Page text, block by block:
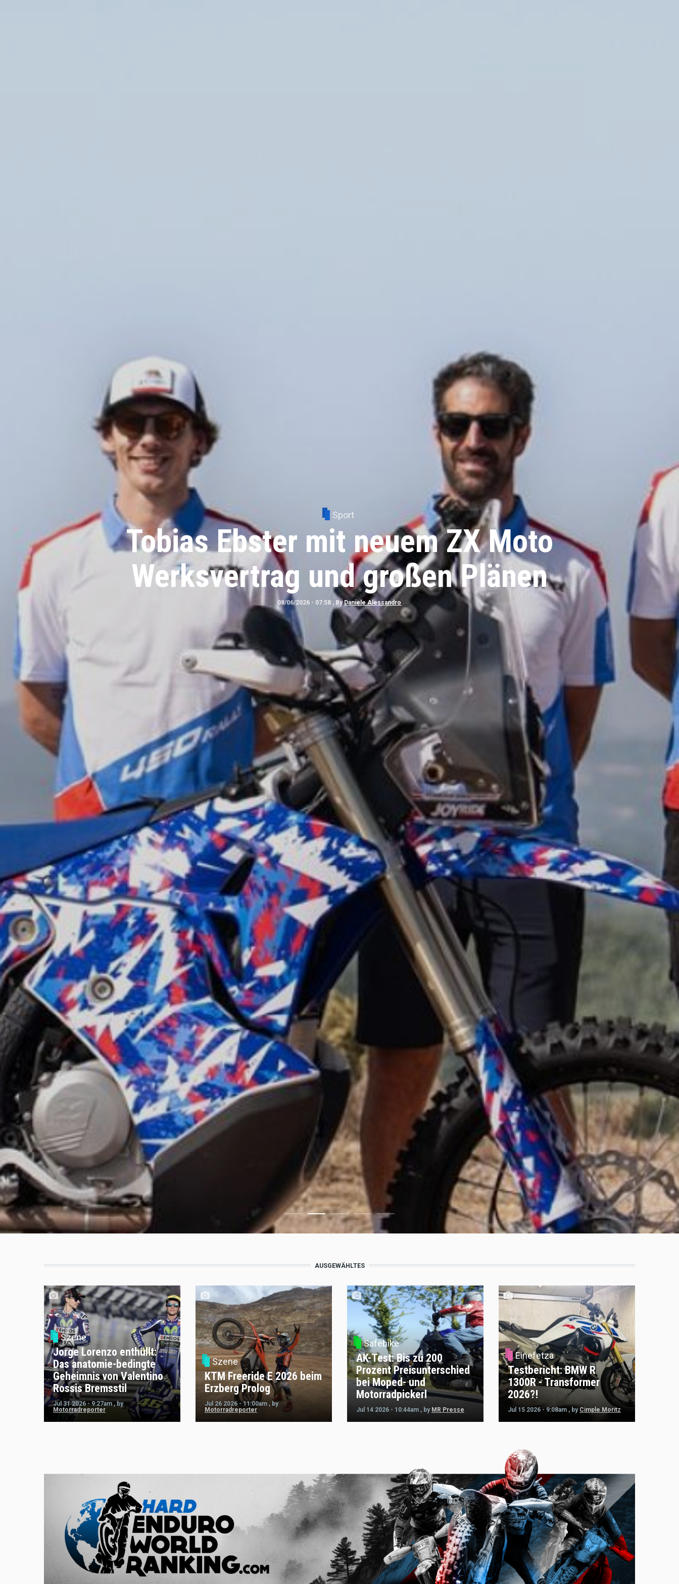
Sport
Enduro4Kids Nachbericht Red Bull
Ring, Spielberg 2026
08/05/2026 - 09:15, ByPeter Bachler
AUSGEWÄHLTES
Szene
Jorge Lorenzo enthüllt:
Das anatomie-bedingte
Geheimnis von Valentino
Rossis Bremsstil
Jul 31 2026 - 9:27am , by
Motorradreporter
Szene
KTM Freeride E 2026 beim
Erzberg Prolog
Jul 26 2026 - 11:00am , by
Motorradreporter
Safebike
AK-Test: Bis zu 200
Prozent Preisunterschied
bei Moped- und
Motorradpickerl
Jul 14 2026 - 10:44am , by MR Presse
Einefetza
Testbericht: BMW R
1300R - Transformer
2026?!
Jul 15 2026 - 9:08am , by Cimple Moritz